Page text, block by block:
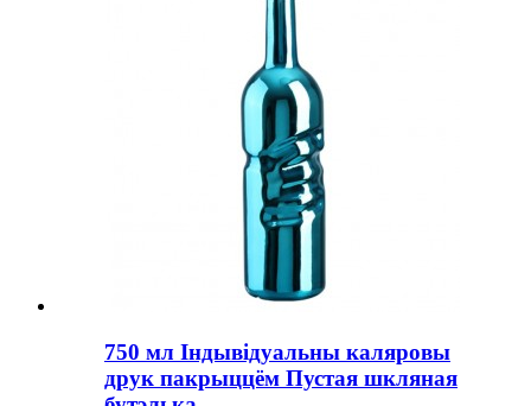
750 мл Індывідуальны каляровы
друк пакрыццём Пустая шкляная